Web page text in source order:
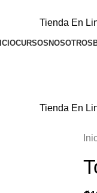
Tienda En
CURSOSNOSOTROS
Tienda En